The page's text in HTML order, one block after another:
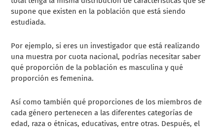
supone que existen en la población que está siendo
estudiada.
Por ejemplo, si eres un investigador que está realizando
una muestra por cuota nacional, podrías necesitar saber
qué proporción de la población es masculina y qué
proporción es femenina.
Así como también qué proporciones de los miembros de
cada género pertenecen a las diferentes categorías de
edad, raza o étnicas, educativas, entre otras. Después, el